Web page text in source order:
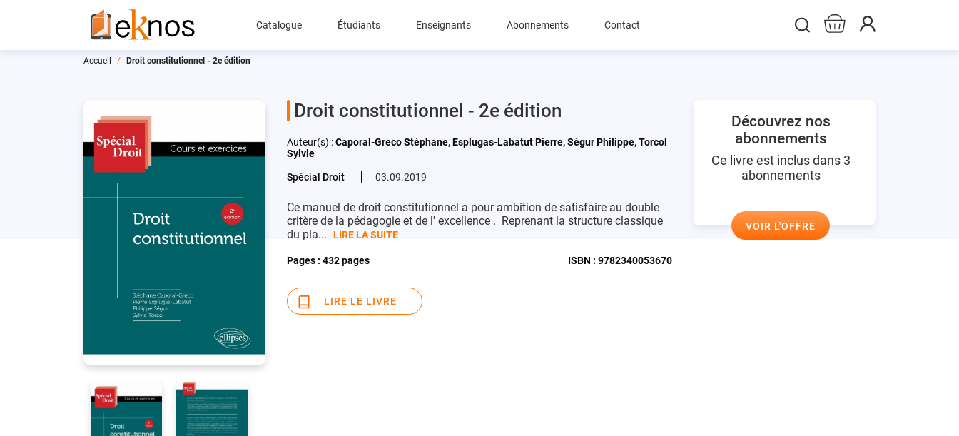
Catalogue Étudiants Enseignants Abonnements Contact
Accueil Droit constitutionnel - 2e édition
Droit constitutionnel - 2e édition
Auteur(s) :Caporal-Greco Stéphane, Esplugas-Labatut Pierre, Ségur Philippe, Torcol
Sylvie
Spécial Droit 03.09.2019
Ce manuel de droit constitutionnel a pour ambition de satisfaire au double
critère de la pédagogie et de l' excellence . Reprenant la structure classique
du pla...
LIRE LA SUITE
Pages : 432 pages ISBN : 9782340053670
LIRE LE LIVRE
Découvrez nos
abonnements
Ce livre est inclus dans 3
abonnements
VOIR L'OFFRE